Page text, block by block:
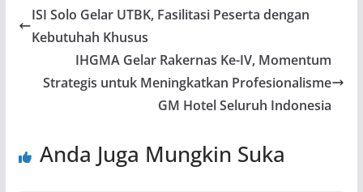
ISI Solo Gelar UTBK, Fasilitasi Peserta dengan
Kebutuhah Khusus
IHGMA Gelar Rakernas Ke-IV, Momentum
Strategis untuk Meningkatkan Profesionalisme
GM Hotel Seluruh Indonesia
Anda Juga Mungkin Suka